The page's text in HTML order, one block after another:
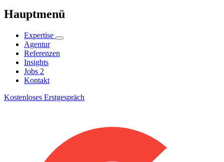
Hauptmenü
Expertise
Agentur
Referenzen
Insights
Jobs 2
Kontakt
Kostenloses Erstgespräch